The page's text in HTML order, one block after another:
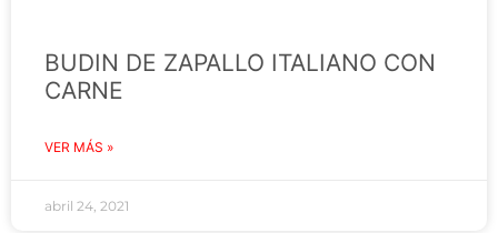
BUDIN DE ZAPALLO ITALIANO CON
CARNE
VER MÁS »
abril 24, 2021